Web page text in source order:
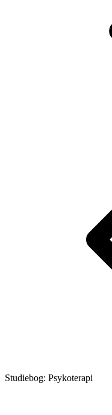
Studiebog: Psykoterapi